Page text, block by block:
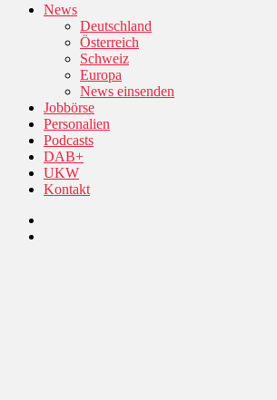
News
Deutschland
Österreich
Schweiz
Europa
News einsenden
Jobbörse
Personalien
Podcasts
DAB+
UKW
Kontakt